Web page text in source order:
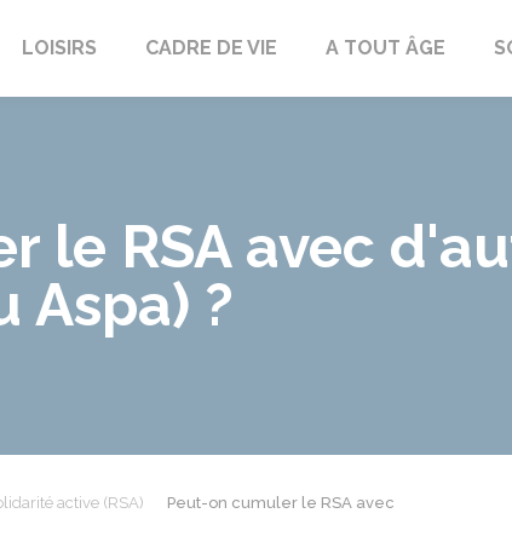
LOISIRS CADRE DE VIE A TOUT ÂGE
le RSA avec
Aspa) ?
active (RSA)
Peut-on cumuler le RSA avec